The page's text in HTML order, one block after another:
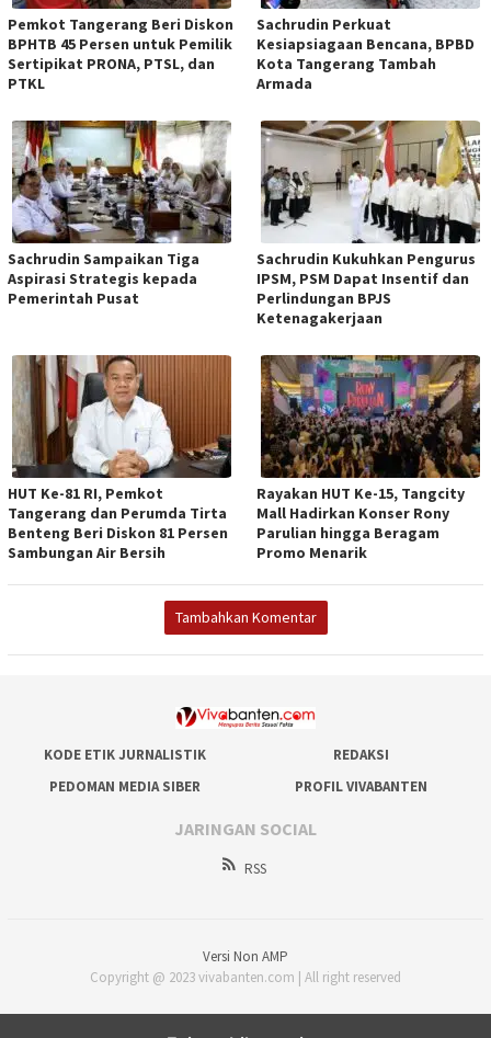
Pemkot Tangerang Beri Diskon
BPHTB 45 Persen untuk Pemilik
Sertipikat PRONA, PTSL, dan
PTKL
Sachrudin Perkuat
Kesiapsiagaan Bencana, BPBD
Kota Tangerang Tambah
Armada
Sachrudin Sampaikan Tiga
Aspirasi Strategis kepada
Pemerintah Pusat
Sachrudin Kukuhkan Pengurus
IPSM, PSM Dapat Insentif dan
Perlindungan BPJS
Ketenagakerjaan
HUT Ke-81 RI, Pemkot
Tangerang dan Perumda Tirta
Benteng Beri Diskon 81 Persen
Sambungan Air Bersih
Rayakan HUT Ke-15, Tangcity
Mall Hadirkan Konser Rony
Parulian hingga Beragam
Promo Menarik
Tambahkan Komentar
KODE ETIK JURNALISTIK
REDAKSI
PEDOMAN MEDIA SIBER
PROFIL VIVABANTEN
JARINGAN SOCIAL
RSS
Versi Non AMP
Copyright @ 2023 vivabanten.com | All right reserved